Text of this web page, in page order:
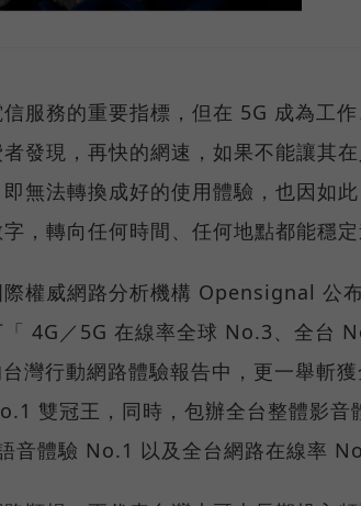
服務的重要指標，但在 5G 成為工
發現，再快的網速，如果不能讓其
無法轉換成好的使用體驗，也因如
，轉向任何時間、任何地點都能穩定
權威網路分析機構 Opensignal 公
4G／5G 在線率全球 No.3、全台
灣行動網路體驗報告中，更一舉斬
雙冠王，同時，包辦全台整體影
音體驗 No.1 以及全台網路在線率